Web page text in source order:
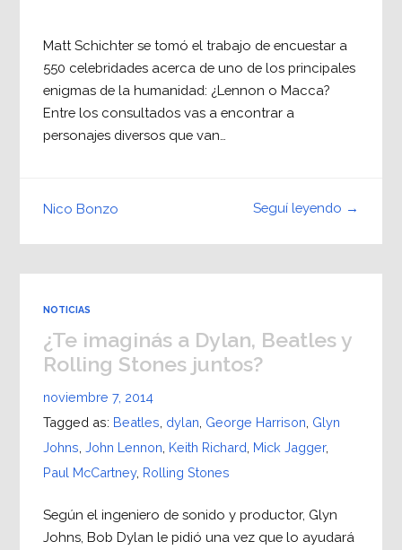
Matt Schichter se tomó el trabajo de encuestar a
550 celebridades acerca de uno de los principales
enigmas de la humanidad: ¿Lennon o Macca?
Entre los consultados vas a encontrar a
personajes diversos que van…
Seguí leyendo →
Nico Bonzo
NOTICIAS
¿Te imaginás a Dylan, Beatles y
Rolling Stones juntos?
noviembre 7, 2014
Tagged as: Beatles dylan George Harrison Glyn
Johns John Lennon Keith Richard Mick Jagger,
Paul McCartney, Rolling Stones
Según el ingeniero de sonido y productor, Glyn
Johns, Bob Dylan le pidió una vez que lo ayudará